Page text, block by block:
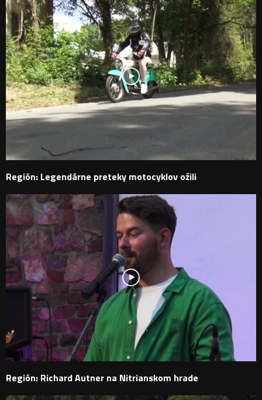
Región: Legendárne preteky motocyklov ožili
Región: Richard Autner na Nitrianskom hrade